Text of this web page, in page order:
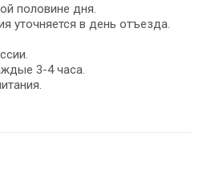
половине дня.
уточняется в день отъезда.
3-4 часа.